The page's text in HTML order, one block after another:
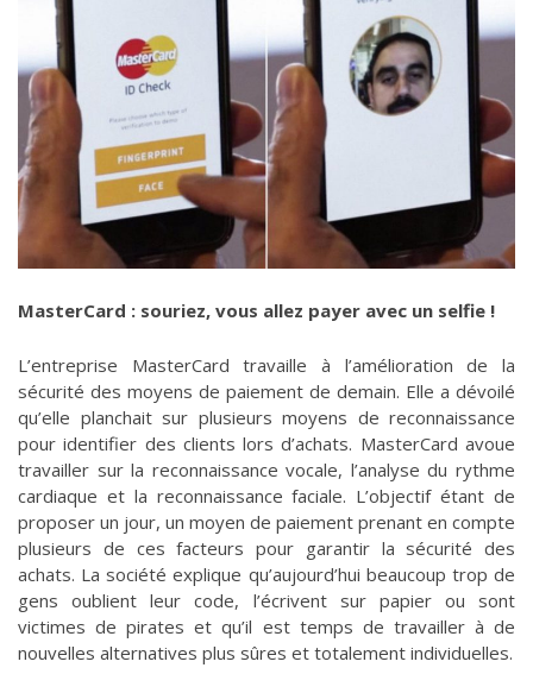
MasterCard : souriez, vous allez payer avec un selfie !
L’entreprise MasterCard travaille à l’amélioration de la
sécurité des moyens de paiement de demain. Elle a dévoilé
qu’elle planchait sur plusieurs moyens de reconnaissance
pour identifier des clients lors d’achats. MasterCard avoue
travailler sur la reconnaissance vocale, l’analyse du rythme
cardiaque et la reconnaissance faciale. L’objectif étant de
proposer un jour, un moyen de paiement prenant en compte
plusieurs de ces facteurs pour garantir la sécurité des
achats. La société explique qu’aujourd’hui beaucoup trop de
gens oublient leur code, l’écrivent sur papier ou sont
victimes de pirates et qu’il est temps de travailler à de
nouvelles alternatives plus sûres et totalement individuelles.